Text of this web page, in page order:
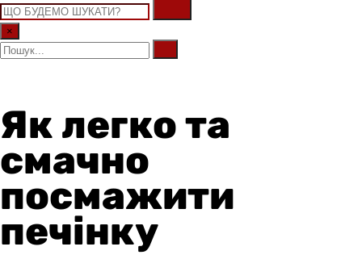
×
Як легко та
смачно
посмажити
печінку